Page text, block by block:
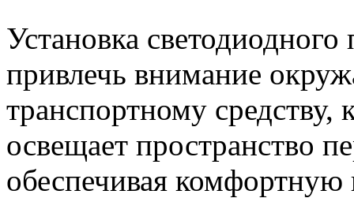
Установка
привлечь внимание
транспортному
освещает пространство
обеспечивая комфортную